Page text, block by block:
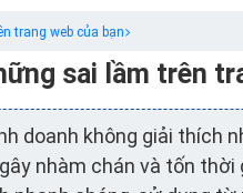
trang web của bạn
sai lầm trên
doanh không giải thích
nhàm chán và tốn